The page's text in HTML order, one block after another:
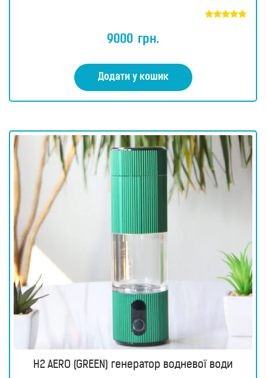
9000 грн.
Додати у кошик
H2 AERO (GREEN) генератор водневої води